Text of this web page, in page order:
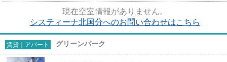
現在空室情報がありません。
システィーナ北国分へのお問い合わせはこちら
賃貸｜アパート グリーンパーク